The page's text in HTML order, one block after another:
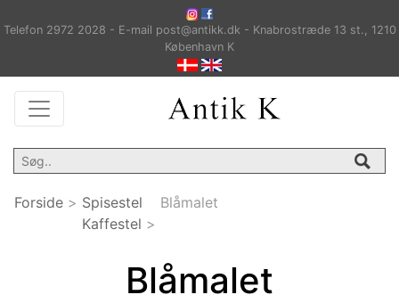
Telefon 2972 2028 - E-mail post@antikk.dk - Knabrostræde 13 st., 1210
København K
Forside > Spisestel
Kaffestel >
Blåmalet
Blåmalet